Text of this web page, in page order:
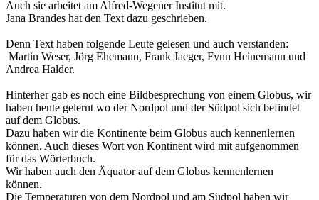
Auch sie arbeitet am Alfred-Wegener Institut mit.
Jana Brandes hat den Text dazu geschrieben.
Denn Text haben folgende Leute gelesen und auch verstanden:
Martin Weser, Jörg Ehemann, Frank Jaeger, Fynn Heinemann und
Andrea Halder.
Hinterher gab es noch eine Bildbesprechung von einem Globus, wir
haben heute gelernt wo der Nordpol und der Südpol sich befindet
auf dem Globus.
Dazu haben wir die Kontinente beim Globus auch kennenlernen
können. Auch dieses Wort von Kontinent wird mit aufgenommen
für das Wörterbuch.
Wir haben auch den Äquator auf dem Globus kennenlernen
können.
Die Temperaturen von dem Nordpol und am Südpol haben wir